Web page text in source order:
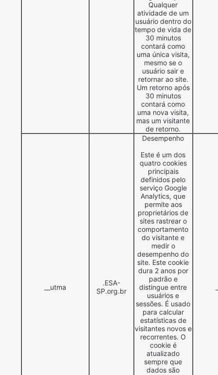
Qualquer
atividade de um
usuário dentro do
tempo de vida de
30 minutos
contará como
uma única visita,
mesmo se o
usuário sair e
retornar ao site.
Um retorno após
30 minutos
contará como
uma nova visita,
mas um visitante
de retorno.
__utma
.ESA-
SP.org.br
Desempenho
Este é um dos
quatro cookies
principais
definidos pelo
serviço Google
Analytics, que
permite aos
proprietários de
sites rastrear o
comportamento
do visitante e
medir o
desempenho do
site. Este cookie
dura 2 anos por
padrão e
distingue entre
usuários e
sessões. É usado
para calcular
estatísticas de
visitantes novos e
recorrentes. O
cookie é
atualizado
sempre que
dados são